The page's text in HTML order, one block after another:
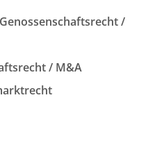
/
/ M&A